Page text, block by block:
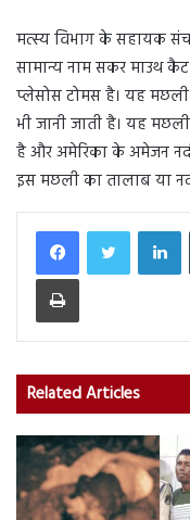
मत्स्य विभाग के सहायक
सामान्य नाम सकर माउथ
प्लेसोस टोमस है। यह
भी जानी जाती है। यह
है और अमेरिका के अमेजन
इस मछली का तालाब या
Print
Related Articles